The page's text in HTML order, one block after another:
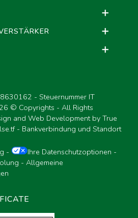
- Steuernummer IT
© Copyrights - All Rights
and Web Development by True
- Bankverbindung und Standort
- Ihre Datenschutzoptionen -
- Allgemeine